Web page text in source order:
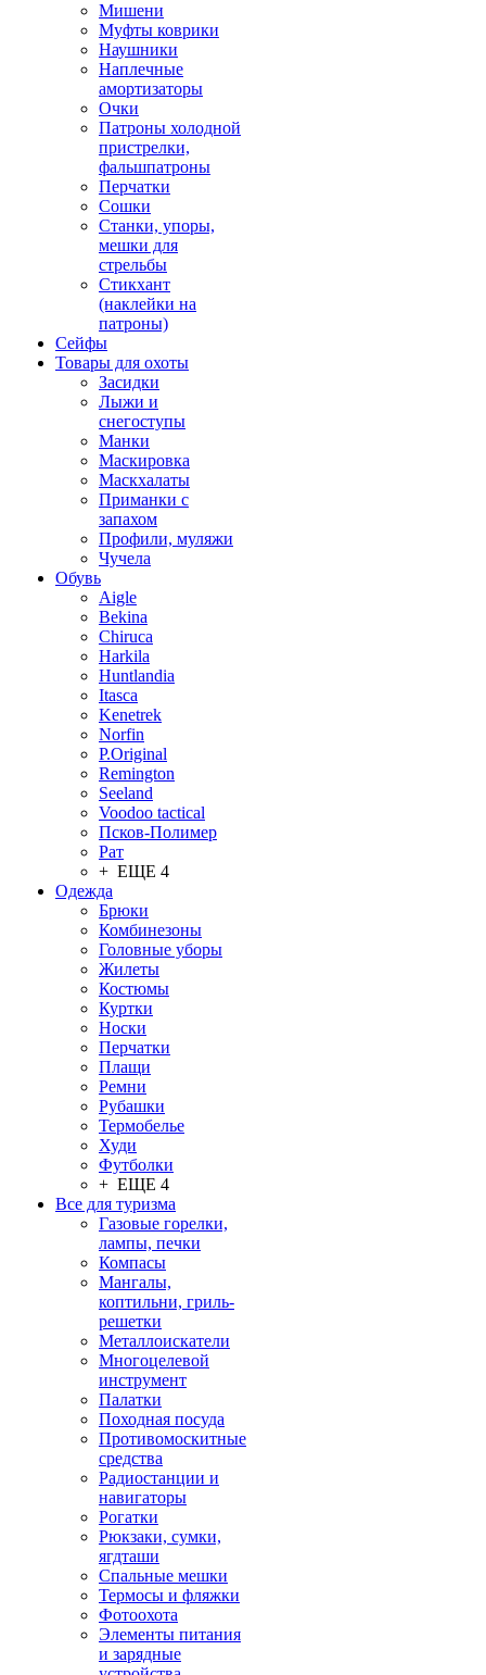
Мишени
Муфты коврики
Наушники
Наплечные
амортизаторы
Очки
Патроны холодной
пристрелки,
фальшпатроны
Перчатки
Сошки
Станки, упоры,
мешки для
стрельбы
Стикхант
(наклейки на
патроны)
Сейфы
Товары для охоты
Засидки
Лыжи и
снегоступы
Манки
Маскировка
Маскхалаты
Приманки с
запахом
Профили, муляжи
Чучела
Обувь
Aigle
Bekina
Chiruсa
Harkila
Huntlandia
Itasca
Kenetrek
Norfin
P.Original
Remington
Seeland
Voodoo tactical
Псков-Полимер
Рат
+ ЕЩЕ 4
Одежда
Брюки
Комбинезоны
Головные уборы
Жилеты
Костюмы
Куртки
Носки
Перчатки
Плащи
Ремни
Рубашки
Термобелье
Худи
Футболки
+ ЕЩЕ 4
Все для туризма
Газовые горелки,
лампы, печки
Компасы
Мангалы,
коптильни, гриль-
решетки
Металлоискатели
Многоцелевой
инструмент
Палатки
Походная посуда
Противомоскитные
средства
Радиостанции и
навигаторы
Рогатки
Рюкзаки, сумки,
ягдташи
Спальные мешки
Термосы и фляжки
Фотоохота
Элементы питания
и зарядные